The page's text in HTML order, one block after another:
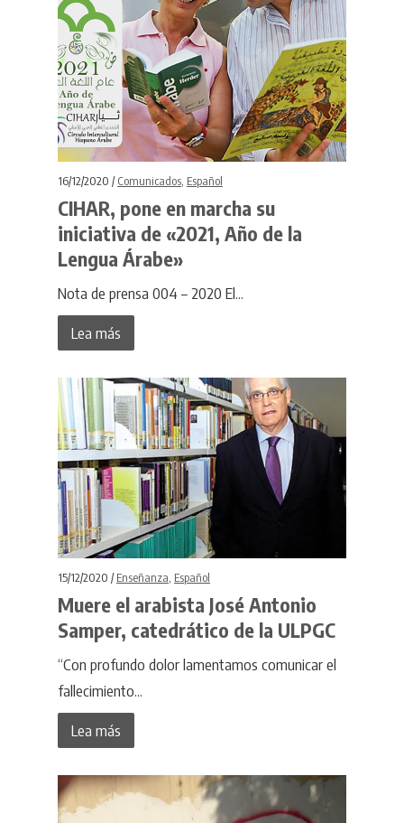
16/12/2020 /Comunicados, Español
CIHAR, pone en marcha su
iniciativa de «2021, Año de la
Lengua Árabe»
Nota de prensa 004 – 2020 El...
Lea más
15/12/2020 /Enseñanza, Español
Muere el arabista José Antonio
Samper, catedrático de la ULPGC
“Con profundo dolor lamentamos comunicar el
fallecimiento...
Lea más